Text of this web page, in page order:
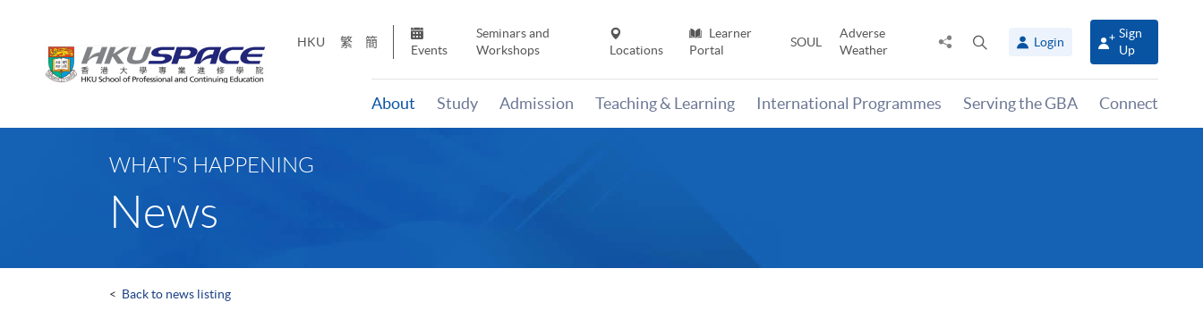
HKU 繁 簡
Events
Seminars and
Workshops
Locations
Learner
Portal
SOUL
Adverse
Weather
Share
panel
Login
Sign
Up
About Study Admission Teaching & Learning International Programmes Serving the GBA Connect
WHAT'S HAPPENING
News
< Back to news listing